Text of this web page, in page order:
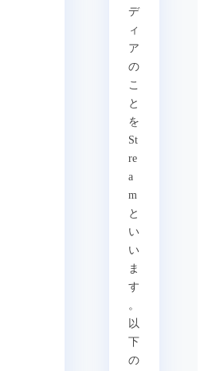
デ
ィ
ア
の
こ
と
を
St
re
a
m
と
い
い
ま
す
。
以
下
の